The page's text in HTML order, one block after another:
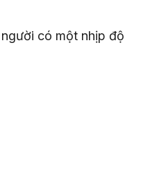
có một nhịp độ